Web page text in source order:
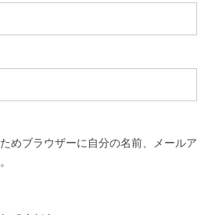
めブラウザーに自分の名前、メールア